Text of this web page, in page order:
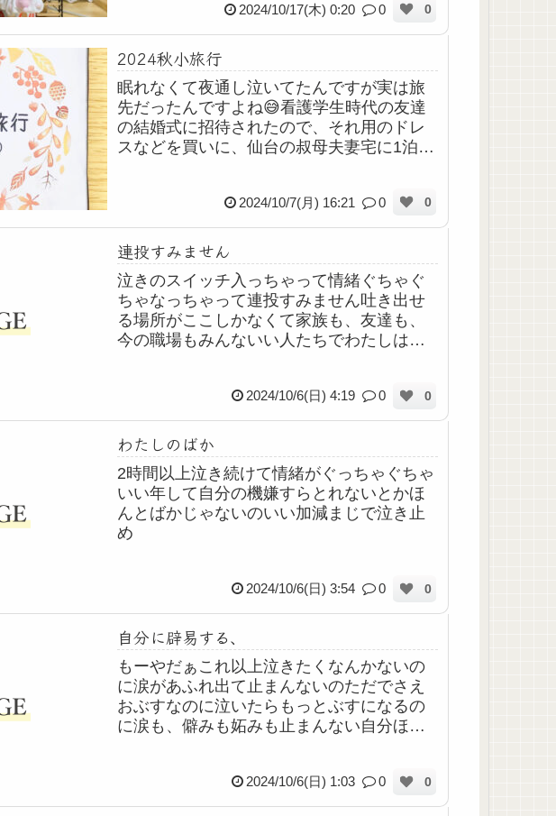
2024/10/17(木) 0:20 0 0
2024秋小旅行
眠れなくて夜通し泣いてたんですが実は旅
先だったんですよね😅看護学生時代の友達
の結婚式に招待されたので、それ用のドレ
スなどを買いに、仙台の叔母夫妻宅に1泊さ
2024/10/7(月) 16:21 0 0
連投すみません
泣きのスイッチ入っちゃって情緒ぐちゃぐ
ちゃなっちゃって連投すみません吐き出せ
る場所がここしかなくて家族も、友達も、
今の職場もみんないい人たちでわたしは恵
2024/10/6(日) 4:19 0 0
わたしのばか
2時間以上泣き続けて情緒がぐっちゃぐちゃ
いい年して自分の機嫌すらとれないとかほ
んとばかじゃないのいい加減まじで泣き止
め
2024/10/6(日) 3:54 0 0
自分に辟易する、
もーやだぁこれ以上泣きたくなんかないの
に涙があふれ出て止まんないのただでさえ
おぶすなのに泣いたらもっとぶすになるの
に涙も、僻みも妬みも止まんない自分ほん
いよいきるのつ... 2024/10/6(日) 1:03 0 0